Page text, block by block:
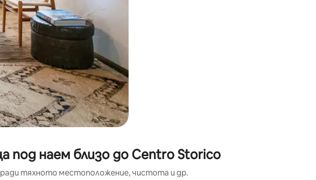
под наем близо до Centro Storico
тяхното местоположение, чистота и др.